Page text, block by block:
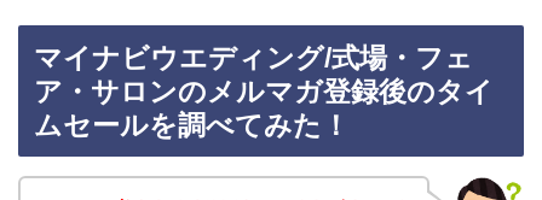
マイナビウエディング/式場・フェ
ア・サロンのメルマガ登録後のタイ
ムセールを調べてみた！